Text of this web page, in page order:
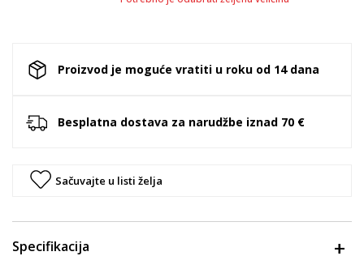
Proizvod je moguće vratiti u roku od 14 dana
Besplatna dostava za narudžbe iznad 70 €
Sačuvajte u listi želja
Specifikacija